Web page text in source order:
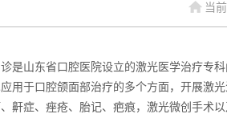
当
是山东省口腔医院设立的激光医学治疗专
用于口腔颌面部治疗的多个方面，开展激
鼾症、痤疮、胎记、疤痕，激光微创手术